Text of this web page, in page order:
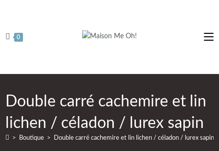
0
Double carré cachemire et lin
lichen / céladon / lurex sapin
> Boutique > Double carré cachemire et lin lichen / céladon / lurex sapin